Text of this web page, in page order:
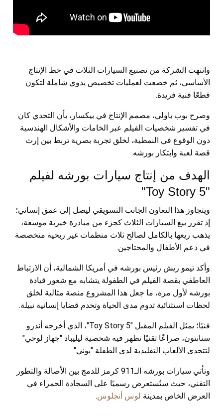
وانتهت الشركة من تصنيع السيارات الثلاث في خط الإنتاج
الأساسي، ثم خضعت لعمليات تخصيص يدوي شاملة لتكون
قطعًا فنية فريدة.
وصرح بوب باولي، مصمم الإنتاج في بيكسار، بأن التحدي كان
في تفسير شخصيات الفيلم عبر الخامات والأشكال الهندسية
دون الوقوع في النمطية، لخلق تجربة بصرية تربط بين إرث
قصة لعبة وابتكار بورشه.
الهدف من إنتاج سيارات بورشه لفيلم
"Toy Story 5"
ويتجاوز هذا التعاون الجانب التسويقي ليصل إلى عمق إنساني؛
إذ تقرر بيع السيارات الثلاث كجزء من مبادرة خيرية موسعة،
يذهب ريعها بالكامل لصالح ثلاث منظمات غير ربحية متخصصة
في دعم الأطفال والمحتاجين.
وأكد تيمو ريش رئيس بورشه في أمريكا الشمالية، أن الارتباط
العاطفي بقصة الفيلم في الطفولة يتشابه مع شعور قيادة
بورشه لأول مرة، ما جعل هذا المشروع منصة مثالية لخلق
لحظات استثنائية تدوم مدى الحياة وتخدم قضايا إنسانية نبيلة.
فنيًا؛ يمثل الفيلم المقبل "Toy Story 5"، الذي أخرجه أندرو
ستانتون، صراعًا تقنيًا تظهر فيه شخصية ليليباد "جهاز لوحي"
لتتحدى الألعاب التقليدية لدى الطفلة "بوني".
وتأتي سيارات بورشه الـ911 كرمز للدمج بين الأصالة والتطور
التقني، حيث ستُستعرض رسميًا على السجادة الحمراء في
العرض الخاص بمدينة لوس أنجلوس.